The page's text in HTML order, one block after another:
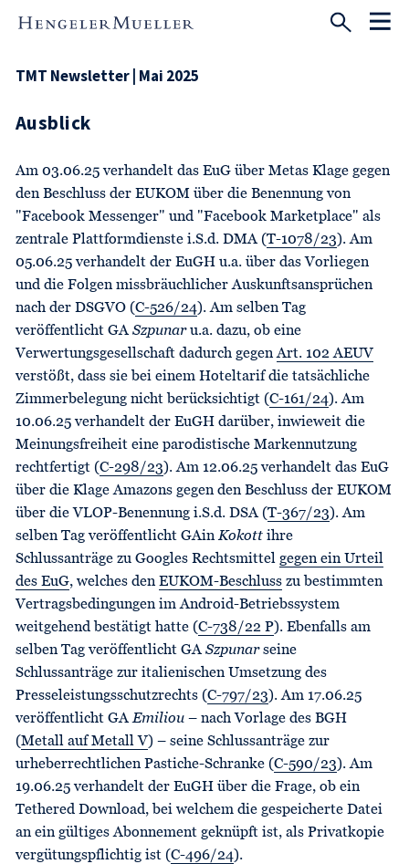
TMT Newsletter | Mai 2025
Ausblick
Am 03.06.25 verhandelt das EuG über Metas Klage gegen
den Beschluss der EUKOM über die Benennung von
"Facebook Messenger" und "Facebook Marketplace" als
zentrale Plattformdienste i.S.d. DMA (T-1078/23). Am
05.06.25 verhandelt der EuGH u.a. über das Vorliegen
und die Folgen missbräuchlicher Auskunftsansprüchen
nach der DSGVO (C-526/24). Am selben Tag
veröffentlicht GASzpunaru.a. dazu, ob eine
Verwertungsgesellschaft dadurch gegenArt. 102 AEUV
verstößt, dass sie bei einem Hoteltarif die tatsächliche
Zimmerbelegung nicht berücksichtigt (C-161/24). Am
10.06.25 verhandelt der EuGH darüber, inwieweit die
Meinungsfreiheit eine parodistische Markennutzung
rechtfertigt (C-298/23). Am 12.06.25 verhandelt das EuG
über die Klage Amazons gegen den Beschluss der EUKOM
über die VLOP-Benennung i.S.d. DSA (T-367/23). Am
selben Tag veröffentlicht GAinKokott ihre
Schlussanträge zu Googles Rechtsmittel gegen ein Urteil
des EuG, welches den EUKOM-Beschluss zu bestimmten
Vertragsbedingungen im Android-Betriebssystem
weitgehend bestätigt hatte (C-738/22 P). Ebenfalls am
selben Tag veröffentlicht GASzpunarseine
Schlussanträge zur italienischen Umsetzung des
Presseleistungsschutzrechts (C-797/23). Am 17.06.25
veröffentlicht GAEmiliou – nach Vorlage des BGH
(Metall auf Metall V) – seine Schlussanträge zur
urheberrechtlichen Pastiche-Schranke (C-590/23). Am
19.06.25 verhandelt der EuGH über die Frage, ob ein
Tethered Download, bei welchem die gespeicherte Datei
an ein gültiges Abonnement geknüpft ist, als Privatkopie
vergütungspflichtig ist (C-496/24).